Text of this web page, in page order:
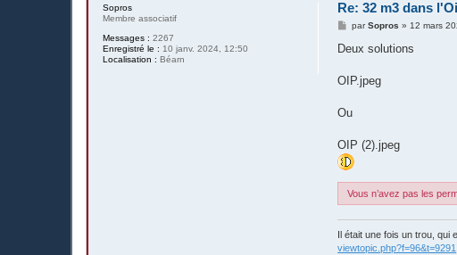
Sopros
Membre associatif
Messages : 2267
Enregistré le : 10 janv. 2024, 12:50
Localisation : Béarn
Re: 32 m3 dans
M
s
g
parSopros » 12 mars
Deux solutions
OIP.jpeg
Ou
OIP (2).jpeg
Vous n’avez pas les
Il était une fois un trou, qui
viewtopic.php?f=96&t=9291